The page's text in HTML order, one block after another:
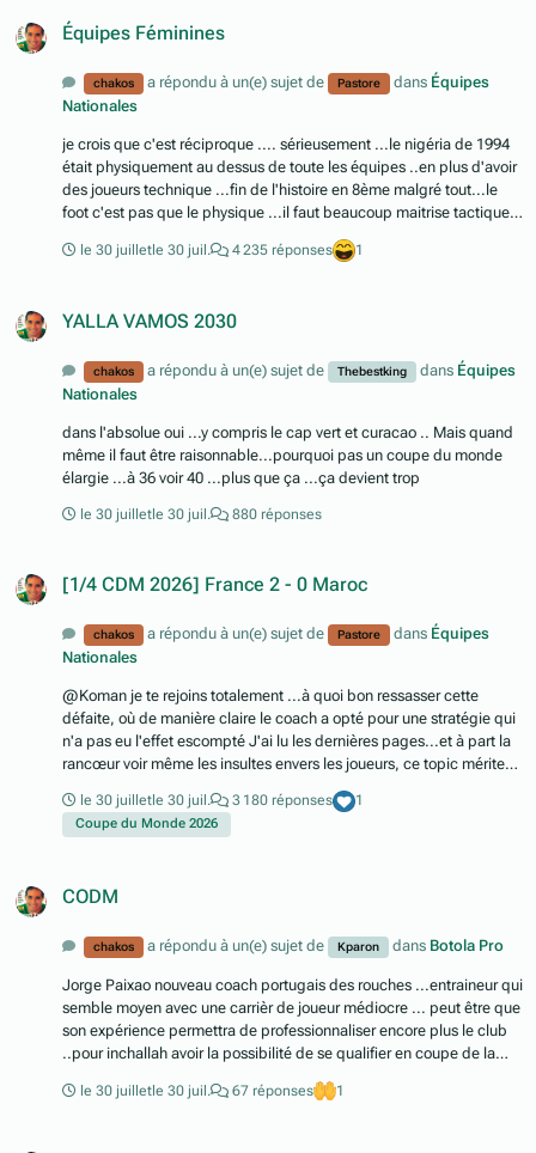
Équipes Féminines
chakos a répondu à un(e) sujet de Pastore dans Équipes
Nationales
je crois que c'est réciproque .... sérieusement ...le nigéria de 1994
était physiquement au dessus de toute les équipes ..en plus d'avoir
des joueurs technique ...fin de l'histoire en 8ème malgré tout...le
foot c'est pas que le physique ...il faut beaucoup maitrise tactique
le 30 juilletle 30 juil. 4 235 réponses 1
YALLA VAMOS 2030
chakos a répondu à un(e) sujet de Thebestking dans Équipes
Nationales
dans l'absolue oui ...y compris le cap vert et curacao .. Mais quand
même il faut être raisonnable...pourquoi pas un coupe du monde
élargie ...à 36 voir 40 ...plus que ça ...ça devient trop
le 30 juilletle 30 juil. 880 réponses
[1/4 CDM 2026] France 2 - 0 Maroc
chakos a répondu à un(e) sujet de Pastore dans Équipes
Nationales
@Koman je te rejoins totalement ...à quoi bon ressasser cette
défaite, où de manière claire le coach a opté pour une stratégie qui
n'a pas eu l'effet escompté J'ai lu les dernières pages...et à part la
rancœur voir même les insultes envers les joueurs, ce topic mérite
de cette coupe du monde USA/MEXIQUE/CANADA 2026
le 30 juillet le 30 juil. 3 180 réponses 1
Coupe du Monde 2026
CODM
chakos a répondu à un(e) sujet de Kparon dans Botola Pro
Jorge Paixao nouveau coach portugais des rouches ...entraineur qui
semble moyen avec une carrièr de joueur médiocre ... peut être que
son expérience permettra de professionnaliser encore plus le club
..pour inchallah avoir la possibilité de se qualifier en coupe de la
le 30 juilletle 30 juil. 67 réponses 1